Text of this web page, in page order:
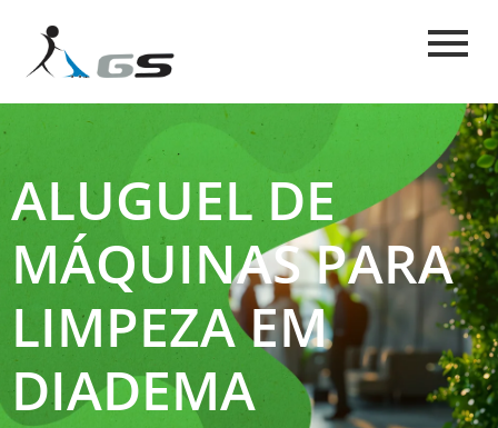
ALUGUEL DE
MÁQUINAS PARA
LIMPEZA EM
DIADEMA